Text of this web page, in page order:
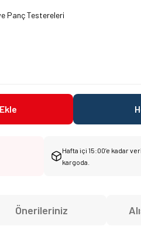
Panç Testereleri
Hafta içi 15:00’e kadar
kargoda.
Önerileriniz